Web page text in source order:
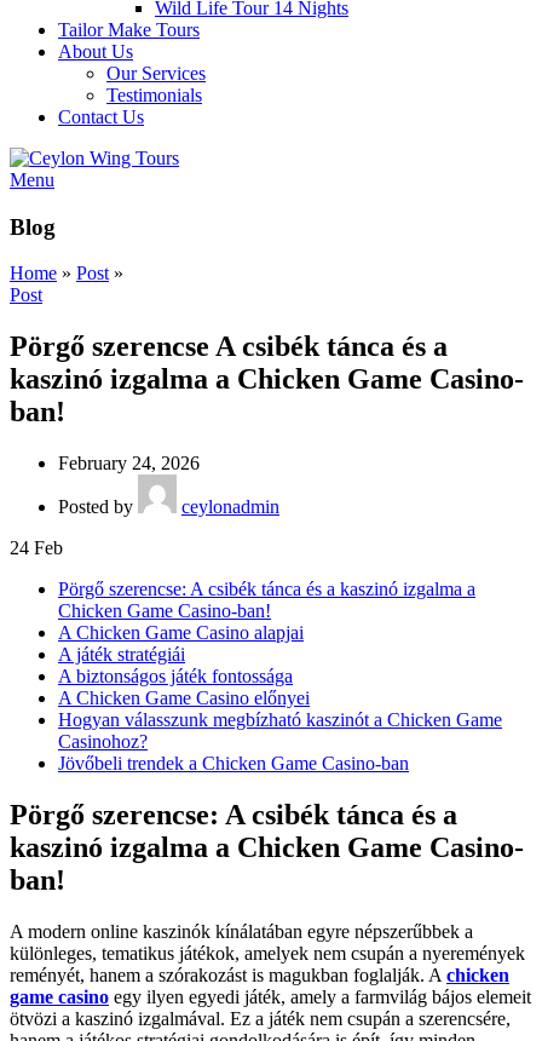
Wild Life Tour 14 Nights
Tailor Make Tours
About Us
Our Services
Testimonials
Contact Us
Menu
Blog
Home » Post»
Post
Pörgő szerencse A csibék tánca és a
kaszinó izgalma a Chicken Game Casino-
ban!
February 24, 2026
Posted by
ceylonadmin
24 Feb
Pörgő szerencse: A csibék tánca és a kaszinó izgalma a
Chicken Game Casino-ban!
A Chicken Game Casino alapjai
A játék stratégiái
A biztonságos játék fontossága
A Chicken Game Casino előnyei
Hogyan válasszunk megbízható kaszinót a Chicken Game
Casinohoz?
Jövőbeli trendek a Chicken Game Casino-ban
Pörgő szerencse: A csibék tánca és a
kaszinó izgalma a Chicken Game Casino-
ban!
A modern online kaszinók kínálatában egyre népszerűbbek a
különleges, tematikus játékok, amelyek nem csupán a nyeremények
reményét, hanem a szórakozást is magukban foglalják. A chicken
game casino egy ilyen egyedi játék, amely a farmvilág bájos elemeit
ötvözi a kaszinó izgalmával. Ez a játék nem csupán a szerencsére,